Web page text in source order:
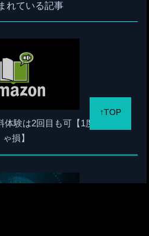
れている記事
験は2回目も可【1度試さなき
ゃ損】
↑TOP